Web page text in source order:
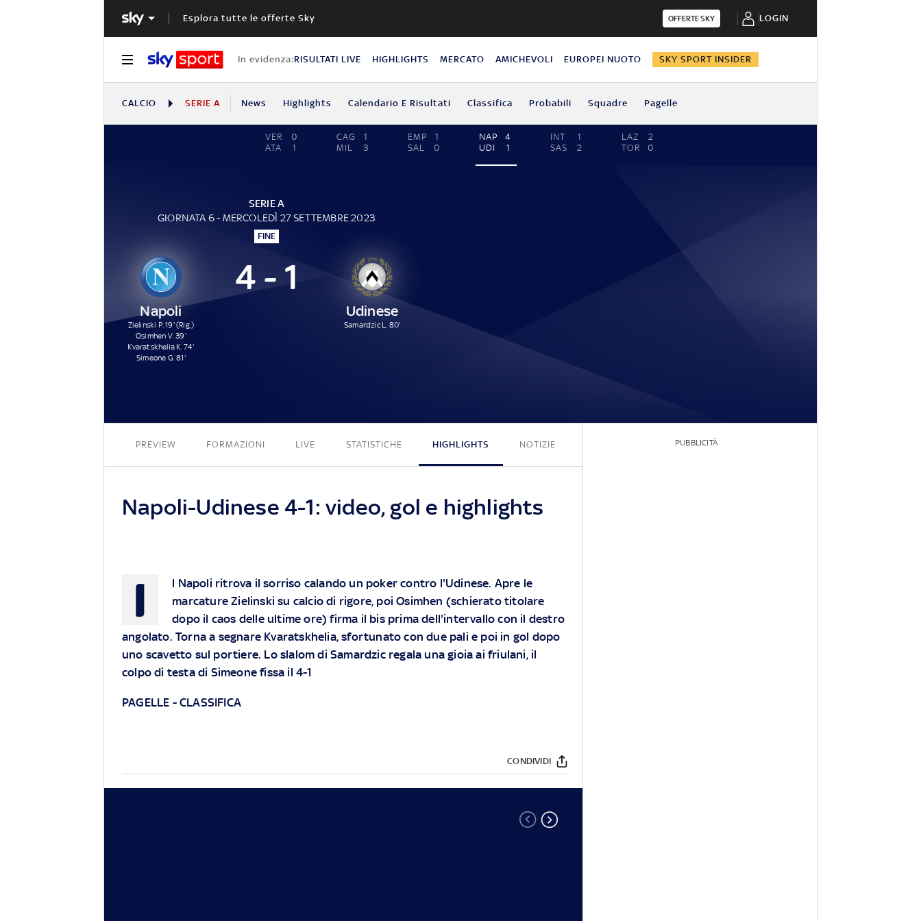
Esplora tutte le offerte Sky OFFERTE SKY LOGIN
In evidenza:RISULTATI LIVE HIGHLIGHTS MERCATO AMICHEVOLI EUROPEI NUOTO SKY SPORT INSIDER
CALCIO SERIE A News Highlights Calendario E Risultati Classifica Probabili Squadre Pagelle
VER
0
ATA
1
CAG
1
MIL
3
EMP
1
SAL
0
NAP
4
UDI
1
INT
1
SAS
2
LAZ
2
TOR
0
SERIE A
GIORNATA 6 - MERCOLEDÌ 27 SETTEMBRE 2023
FINE
Napoli
Zielinski P. 19' (Rig.)
Osimhen V. 39'
Kvaratskhelia K. 74'
Simeone G. 81'
4 - 1
Udinese
Samardzic L. 80'
PREVIEW FORMAZIONI LIVE STATISTICHE HIGHLIGHTS NOTIZIE
Napoli-Udinese 4-1: video, gol e highlights
I
l Napoli ritrova il sorriso calando un poker contro l'Udinese. Apre le
marcature Zielinski su calcio di rigore, poi Osimhen (schierato titolare
dopo il caos delle ultime ore) firma il bis prima dell'intervallo con il destro
angolato. Torna a segnare Kvaratskhelia, sfortunato con due pali e poi in gol dopo
uno scavetto sul portiere. Lo slalom di Samardzic regala una gioia ai friulani, il
colpo di testa di Simeone fissa il 4-1
PAGELLE -CLASSIFICA
CONDIVIDI
PUBBLICITÀ